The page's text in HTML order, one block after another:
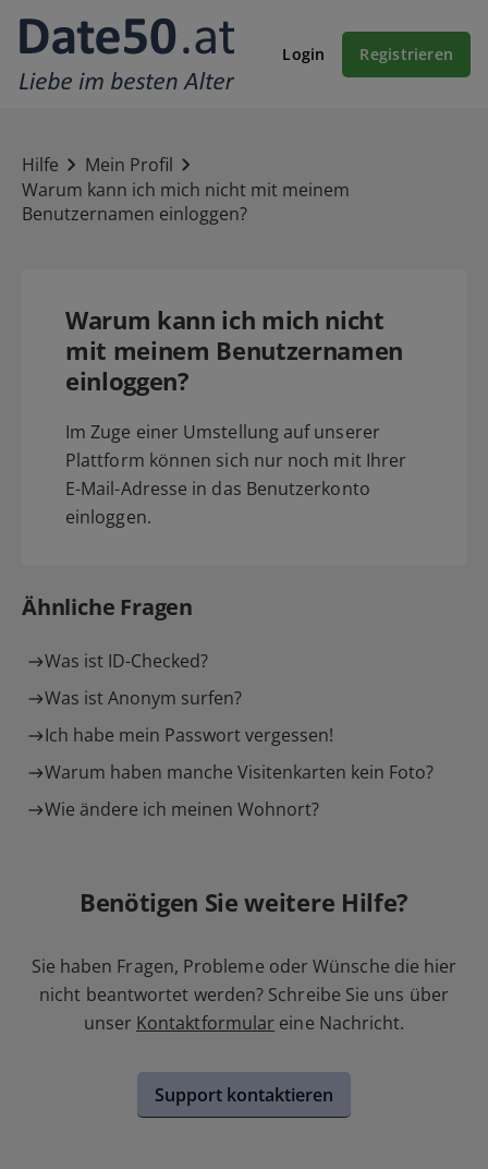
Login Registrieren
Hilfe
Mein Profil
Warum kann ich mich nicht mit meinem
Benutzernamen einloggen?
Warum kann ich mich nicht
mit meinem Benutzernamen
einloggen?
Im Zuge einer Umstellung auf unserer
Plattform können sich nur noch mit Ihrer
E-Mail-Adresse in das Benutzerkonto
einloggen.
Ähnliche Fragen
Was ist ID-Checked?
Was ist Anonym surfen?
Ich habe mein Passwort vergessen!
Warum haben manche Visitenkarten kein Foto?
Wie ändere ich meinen Wohnort?
Benötigen Sie weitere Hilfe?
Sie haben Fragen, Probleme oder Wünsche die hier
nicht beantwortet werden? Schreibe Sie uns über
unser Kontaktformular eine Nachricht.
Support kontaktieren